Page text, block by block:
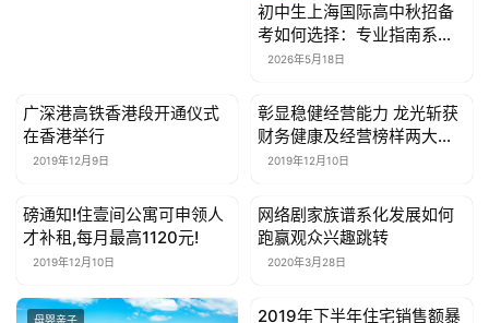
时
尚
健
康
资
初中生上海国际高中秋招备
考如何选择：专业指南系统
梳理
2026年5月18日
母婴亲子
广深港高铁香港段开通仪式
在香港举行
2019年12月9日
母婴亲子
彰显稳健经营能力 龙光斩获
财务健康及经营榜样两大殊
荣2019年12月10日
母婴亲子
磅通知!住壹间公寓可申领人
才补租,每月最高1120元!
2019年12月10日
母婴亲子
网络剧家族谱系化发展如何
跑赢观众兴趣跳转
2020年3月28日
母婴亲子 母婴亲子
2019年下半年住宅销售额暴